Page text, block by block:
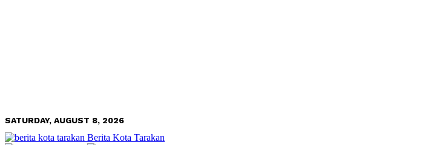
SATURDAY, AUGUST 8, 2026
Berita Kota Tarakan